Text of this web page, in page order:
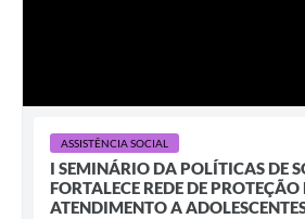
ASSISTÊNCIA SOCIAL
I SEMINÁRIO DA POLÍTICAS DE
FORTALECE REDE DE
ATENDIMENTO A